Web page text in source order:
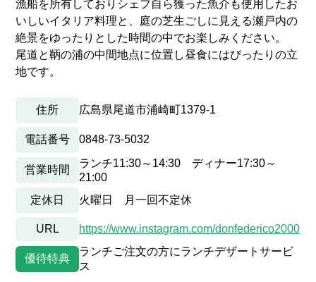
漁船を所有しておりシェフ自ら獲った魚介も使用したお
いしいイタリア料理と、庭の芝生ごしに見える瀬戸内の
絶景をゆったりとした時間の中でお楽しみください。
尾道と鞆の浦の中間地点に位置し昼食にはぴったりの立
地です。
住所 広島県尾道市浦崎町1379-1
電話番号 0848-73-5032
営業時間
ランチ11:30～14:30 ディナー17:30～
21:00
定休日
火曜日 月一回不定休
URL https://www.instagram.com/donfederico2000
優待特典
ランチご注文の方にランチデザートサービ
ス